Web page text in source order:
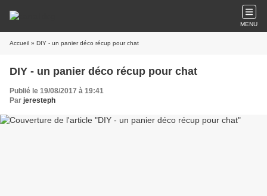
MENU
Accueil » DIY - un panier déco récup pour chat
DIY - un panier déco récup pour chat
Publié le 19/08/2017 à 19:41
Par jeresteph